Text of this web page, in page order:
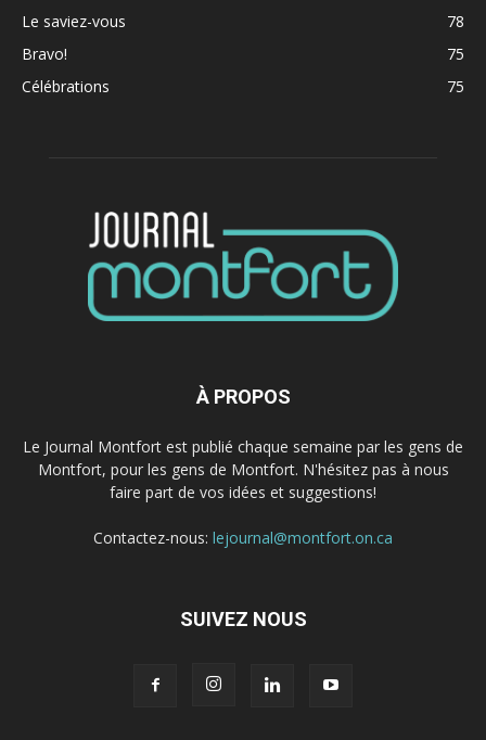
Le saviez-vous
78
Bravo!
75
Célébrations
75
À PROPOS
Le Journal Montfort est publié chaque semaine par les gens de
Montfort, pour les gens de Montfort. N'hésitez pas à nous
faire part de vos idées et suggestions!
Contactez-nous: lejournal@montfort.on.ca
SUIVEZ NOUS